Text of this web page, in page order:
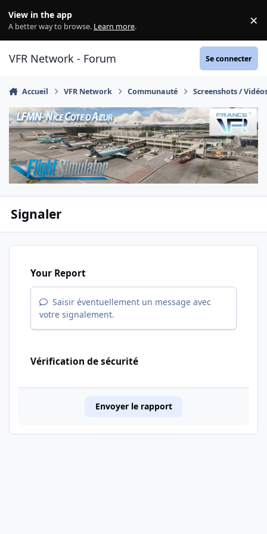
View in the app
A better way to browse. Learn more. ×
VFR Network - Forum Se connecter
Accueil VFR Network Communauté Screenshots /
Signaler
Your Report
Saisir éventuellement un message avec
votre signalement.
Vérification de sécurité
Envoyer le rapport